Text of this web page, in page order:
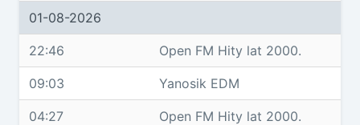
01-08-2026
22:46 Open FM Hity lat 2000.
09:03 Yanosik EDM
04:27 Open FM Hity lat 2000.